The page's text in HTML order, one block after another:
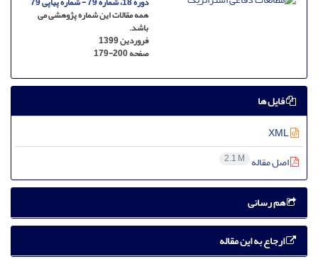
همه مقالات این شماره پژوهشی می
باشد.
فروردین 1399
صفحه179-200
فایل ها
اصل مقاله 2.1 M
هم رسانی
ارجاع به این مقاله